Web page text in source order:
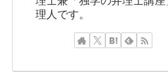
理人です。